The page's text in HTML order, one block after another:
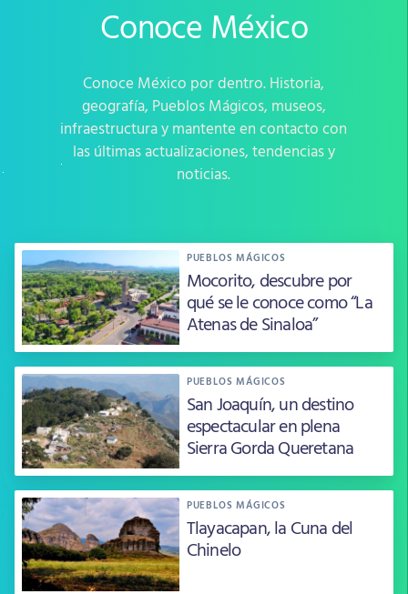
Conoce México
Conoce México por dentro. Historia,
geografía, Pueblos Mágicos, museos,
infraestructura y mantente en contacto con
las últimas actualizaciones, tendencias y
noticias.
PUEBLOS MÁGICOS
Mocorito, descubre por
qué se le conoce como “La
Atenas de Sinaloa”
PUEBLOS MÁGICOS
San Joaquín, un destino
espectacular en plena
Sierra Gorda Queretana
PUEBLOS MÁGICOS
Tlayacapan, la Cuna del
Chinelo